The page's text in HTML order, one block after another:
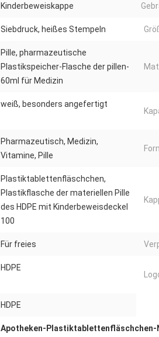
Kinderbeweiskappe
Siebdruck, heißes Stempeln
Pille, pharmazeutische
Plastikspeicher-Flasche der pillen-
60ml für Medizin
weiß, besonders angefertigt
Pharmazeutisch, Medizin,
Vitamine, Pille
Plastiktablettenfläschchen,
Plastikflasche der materiellen Pille
des HDPE mit Kinderbeweisdeckel
100
Für freies
HDPE
HDPE
Apotheken-